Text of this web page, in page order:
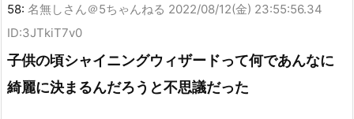
58: 名無しさん＠5ちゃんねる 2022/08/12(金) 23:55:56.34
ID:3JTkiT7v0
子供の頃シャイニングウィザードって何であんなに
綺麗に決まるんだろうと不思議だった